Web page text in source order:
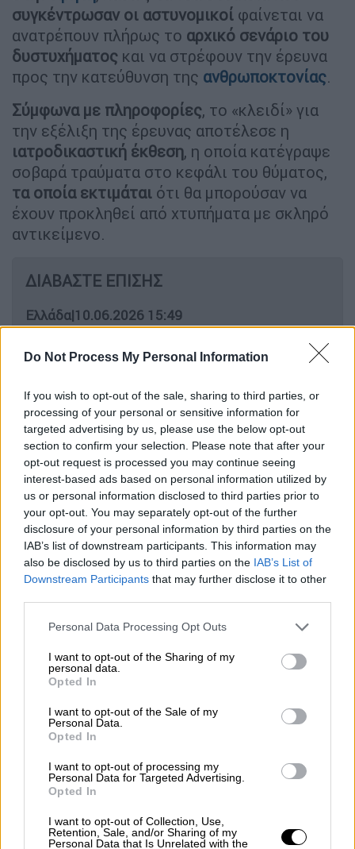
Do Not Process My Personal Information
If you wish to opt-out of the sale, sharing to third parties, or
processing of your personal or sensitive information for
targeted advertising by us, please use the below opt-out
section to confirm your selection. Please note that after your
opt-out request is processed you may continue seeing
interest-based ads based on personal information utilized by
us or personal information disclosed to third parties prior to
your opt-out. You may separately opt-out of the further
disclosure of your personal information by third parties on the
IAB’s list of downstream participants. This information may
also be disclosed by us to third parties on the IAB’s List of
Downstream Participants that may further disclose it to other
Please note that this website/app uses one or more Google
not limited to your visit or usage behaviour. You may click to
grant or deny consent to Google and its third-party tags to
use your data for below specified purposes in below Google
consent section.
Personal Data Processing Opt Outs
I want to opt-out of the Sharing of my
personal data.
Opted In
I want to opt-out of the Sale of my
Personal Data.
Opted In
I want to opt-out of processing my
Personal Data for Targeted Advertising.
Opted In
I want to opt-out of Collection, Use,
Retention, Sale, and/or Sharing of my
Personal Data that Is Unrelated with the
συγκέντρωσαν οι αστυνομικοί φαίνεται να
ανατρέπουν πλήρως το αρχικό σενάριο του
δυστυχήματος και να στρέφουν την έρευνα
προς την κατεύθυνση της ανθρωποκτονίας.
Σύμφωνα με πληροφορίες, το «κλειδί» για
την εξέλιξη της έρευνας αποτέλεσε η
ιατροδικαστική έκθεση, η οποία κατέγραψε
σοβαρά τραύματα στο κεφάλι του θύματος,
τα οποία εκτιμάται ότι θα μπορούσαν να
έχουν προκληθεί από χτυπήματα με σκληρό
αντικείμενο.
ΔΙΑΒΑΣΤΕ ΕΠΙΣΗΣ
Ελλάδα|10.06.2026 15:49
Γιακουμάκη ο ένας εκ των
Δασκαλάκη
Ελλάδα|10.06.2026 18:17
Νέα στοιχεία για το διπλό έγκλημα
στο Αίγιο: Το μοιραίο σχέδιο για τη
Γερμανία και οι αντιφάσεις του
65χρονου
Από εκείνο το σημείο και μετά οι
αστυνομικοί άρχισαν να επανεξετάζουν όλα
σενάριοπουήθελε τον Δασκαλάκη
να έχει
χάσει τη ζωή του έπειτα από
ατύχημα με το μηχανάκιτου φαίνεται να έχει
πλέον καταρριφθεί, καθώς κατά την έρευνα
να φέρει ζημιές που να δικαιολογούν ένα
ερευνητές εκτιμούν ότι ο Δασκαλάκης
μετέβη με το μηχανάκι του προς την